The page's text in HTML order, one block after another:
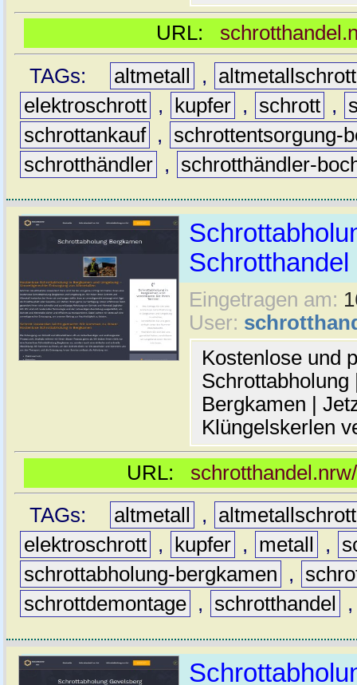
URL:
TAGs:
altmetall ,
elektroschrott , kupfer , schrott ,
schrottankauf ,
schrottentsorgung-
schrotthändler , schrotthändler-
Schrotthandel
Eingetragen am:
User:
Kostenlose und
Bergkamen |
Klüngelskerlen
URL:
TAGs:
altmetall ,
altmetallschrott
elektroschrott , kupfer , metall ,
schrottabholung-bergkamen
,
schrottdemontage , schrotthandel